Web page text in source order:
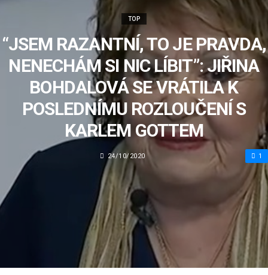
TOP
“JSEM RAZANTNÍ, TO JE PRAVDA,
NENECHÁM SI NIC LÍBIT”: JIŘINA
BOHDALOVÁ SE VRÁTILA K
POSLEDNÍMU ROZLOUČENÍ S
KARLEM GOTTEM
24/10/2020 1